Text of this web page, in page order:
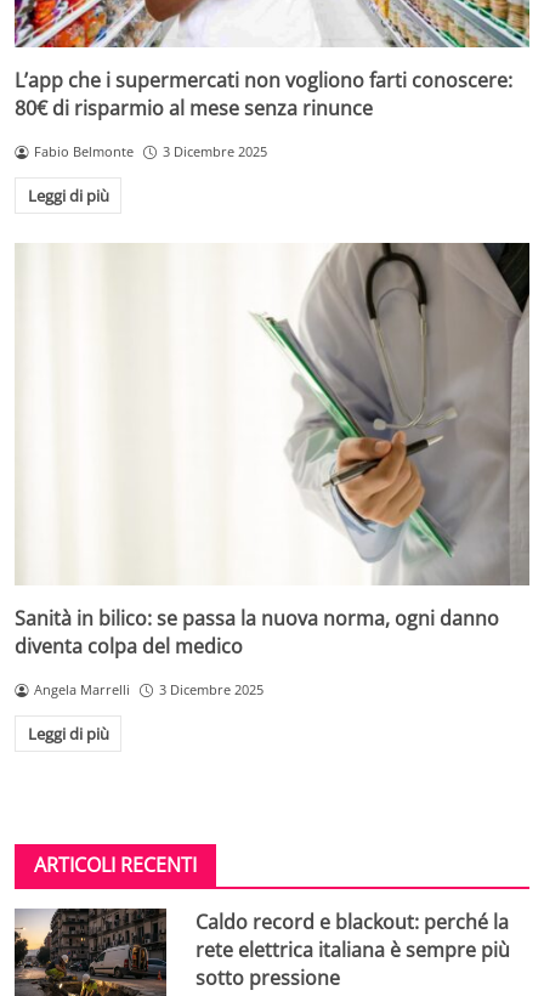
L’app che i supermercati non vogliono farti conoscere:
80€ di risparmio al mese senza rinunce
Fabio Belmonte 3 Dicembre 2025
Leggi di più
Sanità in bilico: se passa la nuova norma, ogni danno
diventa colpa del medico
Angela Marrelli 3 Dicembre 2025
Leggi di più
ARTICOLI RECENTI
Caldo record e blackout: perché la
rete elettrica italiana è sempre più
sotto pressione